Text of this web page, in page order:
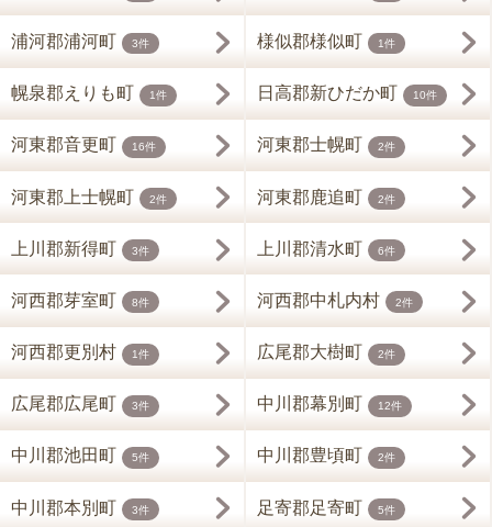
浦河郡浦河町 3件 様似郡様似町 1件
幌泉郡えりも町 1件 日高郡新ひだか町 10件
河東郡音更町 16件 河東郡士幌町 2件
河東郡上士幌町 2件 河東郡鹿追町 2件
上川郡新得町 3件 上川郡清水町 6件
河西郡芽室町 8件 河西郡中札内村 2件
河西郡更別村 1件 広尾郡大樹町 2件
広尾郡広尾町 3件 中川郡幕別町 12件
中川郡池田町 5件 中川郡豊頃町 2件
中川郡本別町 3件 足寄郡足寄町 5件